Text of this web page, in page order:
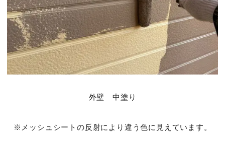
外壁 中塗り
※メッシュシートの反射により違う色に見えています。